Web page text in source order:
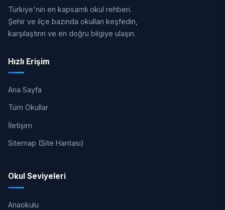
Türkiye'nin en kapsamlı okul rehberi.
Şehir ve ilçe bazında okulları keşfedin,
karşılaştırın ve en doğru bilgiye ulaşın.
Hızlı Erişim
Ana Sayfa
Tüm Okullar
İletişim
Sitemap (Site Haritası)
Okul Seviyeleri
Anaokulu